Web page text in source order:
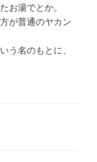
お湯でとか。
が普通のヤカン
う名のもとに、